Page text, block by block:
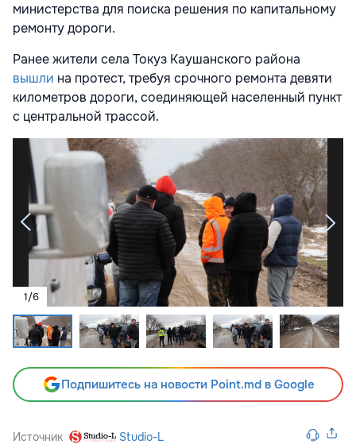
министерства для поиска решения по капитальному
ремонту дороги.
Ранее жители села Токуз Каушанского района
вышли на протест, требуя срочного ремонта девяти
километров дороги, соединяющей населенный пункт
с центральной трассой.
1/6
Подпишитесь на новости Point.md в Google
Источник Studio-L